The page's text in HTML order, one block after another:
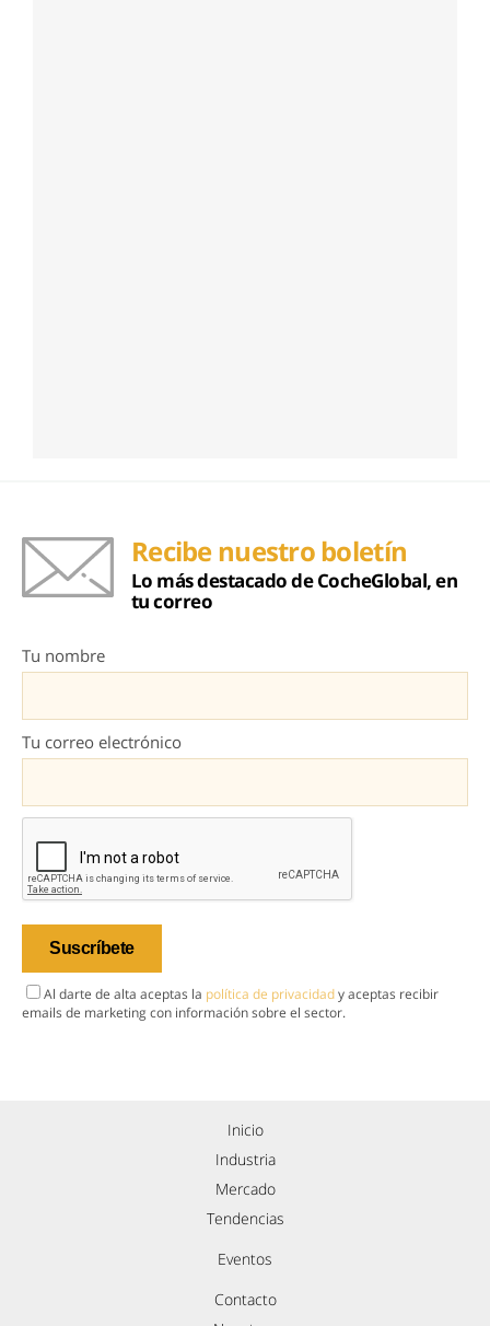
Recibe nuestro boletín
Lo más destacado de CocheGlobal, en
tu correo
Tu nombre
Tu correo electrónico
Al darte de alta aceptas la política de privacidady aceptas recibir
emails de marketing con información sobre el sector.
Inicio
Industria
Mercado
Tendencias
Eventos
Contacto